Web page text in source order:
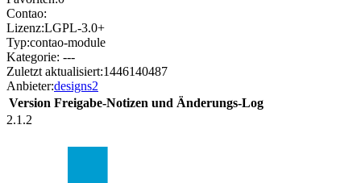
Contao:
Lizenz:LGPL-3.0+
Typ:contao-module
Kategorie: ---
Zuletzt aktualisiert:1446140487
Anbieter:designs2
Version Freigabe-Notizen und Änderungs-Log
2.1.2